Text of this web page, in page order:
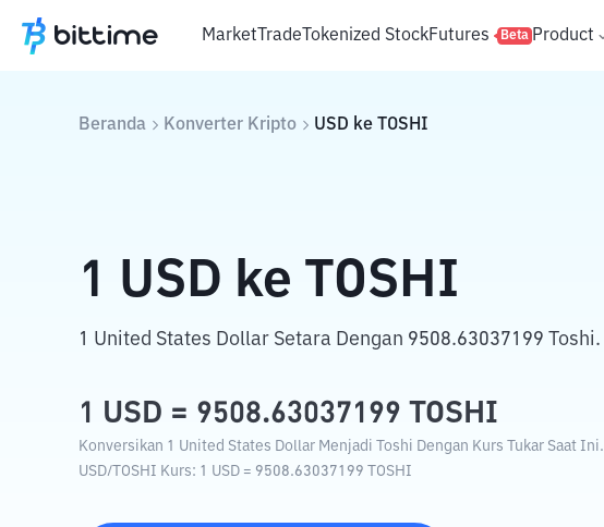
MarketTradeTokenized StockFutures Beta Product
Beranda Konverter Kripto USD ke TOSHI
1 USD ke TOSHI
1 United States Dollar Setara Dengan 9508.63037199 Toshi.
1 USD = 9508.63037199 TOSHI
Konversikan 1 United States Dollar Menjadi Toshi Dengan Kurs Tukar Saat Ini.
USD/ TOSHI Kurs: 1 USD = 9508.63037199 TOSHI